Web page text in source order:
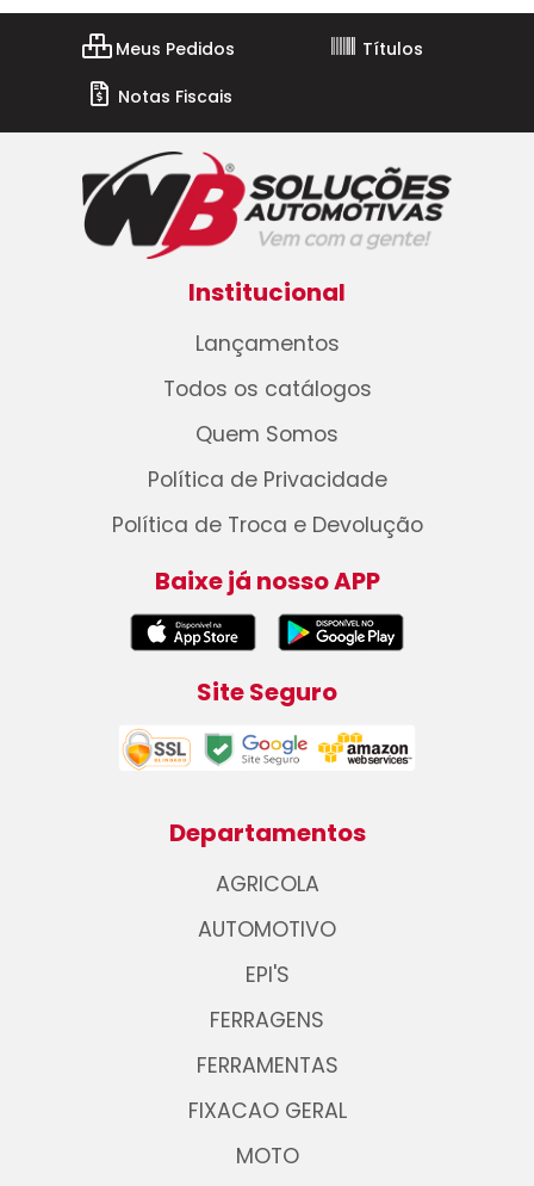
Meus Pedidos
Títulos
Notas Fiscais
Institucional
Lançamentos
Todos os catálogos
Quem Somos
Política de Privacidade
Política de Troca e Devolução
Baixe já nosso APP
Site Seguro
Departamentos
AGRICOLA
AUTOMOTIVO
EPI'S
FERRAGENS
FERRAMENTAS
FIXACAO GERAL
MOTO